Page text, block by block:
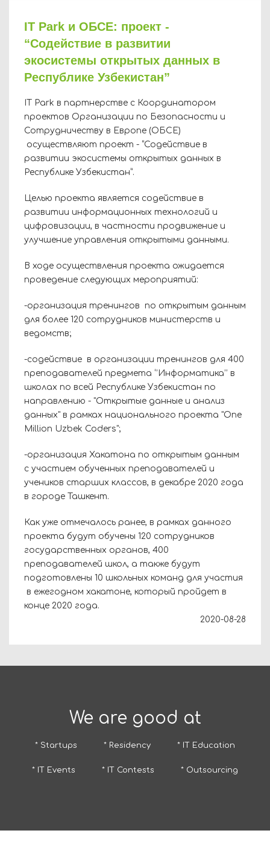
IT Park и ОБСЕ: проект -
“Содействие в развитии
экосистемы открытых данных в
Республике Узбекистан”
IT Park в партнерстве с Координатором
проектов Организации по Безопасности и
Сотрудничеству в Европе (ОБСЕ)
осуществляют проект - “Содействие в
развитии экосистемы открытых данных в
Республике Узбекистан”.
Целью проекта является содействие в
развитии информационных технологий и
цифровизации, в частности продвижение и
улучшение управления открытыми данными.
В ходе осуществления проекта ожидается
проведение следующих мероприятий:
-организация тренингов по открытым данным
для более 120 сотрудников министерств и
ведомств;
-содействие в организации тренингов для 400
преподавателей предмета ‘’Информатика’’ в
школах по всей Республике Узбекистан по
направлению - "Открытые данные и анализ
данных" в рамках национального проекта "One
Million Uzbek Coders";
-организация Хакатона по открытым данным
с участием обученных преподавателей и
учеников старших классов, в декабре 2020 года
в городе Ташкент.
Как уже отмечалось ранее, в рамках данного
проекта будут обучены 120 сотрудников
государственных органов, 400
преподавателей школ, а также будут
подготовлены 10 школьных команд для участия
в ежегодном хакатоне, который пройдет в
конце 2020 года.
2020-08-28
We are good at
* Startups * Residency * IT Education
* IT Events * IT Contests * Outsourcing